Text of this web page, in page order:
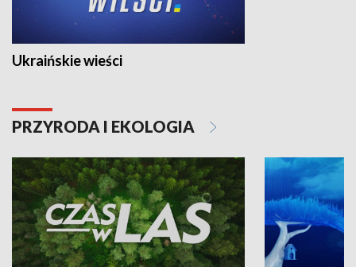
Ukraińskie wieści
PRZYRODA I EKOLOGIA